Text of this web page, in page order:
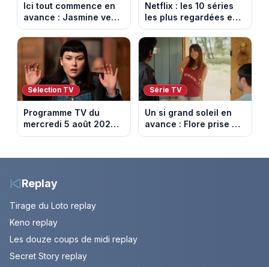
Ici tout commence en
avance : Jasmine veut
retenir Louis. Episode
du 6 août 2026
(spoiler)
Netflix : les 10 séries
les plus regardées en
France en ce moment
Sélection TV
Programme TV du
mercredi 5 août 2026 :
notre sélection pour
Série TV
Un si grand soleil en
avance : Flore prise au
piège. Episode du 6
Replay
Tirage du Loto replay
Keno replay
Les douze coups de midi replay
Secret Story replay